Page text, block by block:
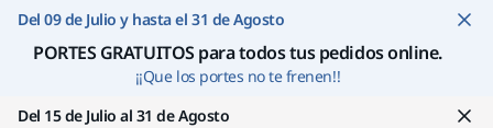
Ir a contenido
Del 09 de Julio y hasta el 31 de Agosto
PORTES GRATUITOS para todos tus pedidos online.
¡¡Que los portes no te frenen!!
Del 15 de Julio al 31 de Agosto